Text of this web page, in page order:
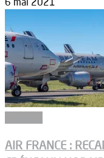
AIR FRANCE :